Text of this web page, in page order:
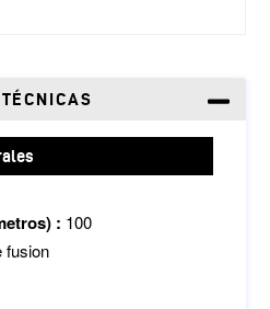
: 100
fusion